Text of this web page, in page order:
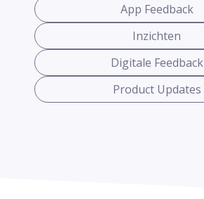
App Feedback
Inzichten
Digitale Feedback
Product Updates